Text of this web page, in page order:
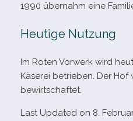
1990 über­nahm eine
Heutige Nutzung
Im Roten Vorwerk wird
Käserei betrie­ben. Der Hof
bewirtschaftet.
Last Updated on 8.